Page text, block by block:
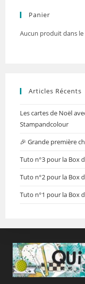
Panier
Aucun produit dans
Articles Récents
Les cartes de Noël
Stampandcolour
🎉 Grande première
Tuto n°3 pour la Box
Tuto n°2 pour la Box
Tuto n°1 pour la Box